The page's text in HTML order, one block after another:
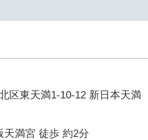
区東天満1-10-12 新日本天満
天満宮 徒歩 約2分